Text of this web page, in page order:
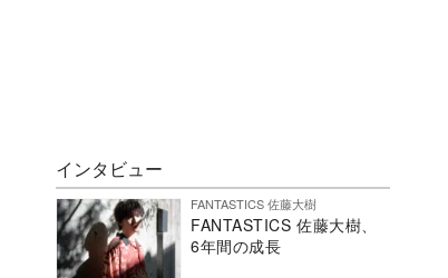
インタビュー
FANTASTICS 佐藤大樹
FANTASTICS 佐藤大樹、
6年間の成長